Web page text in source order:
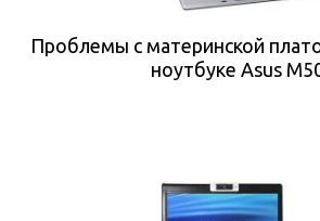
Проблемы с материнской
ноутбуке Asus